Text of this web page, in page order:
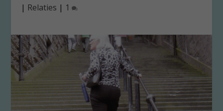
| Relaties | 1